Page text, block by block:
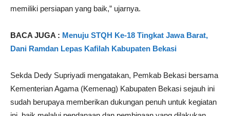
memiliki persiapan yang baik,” ujarnya.
BACA JUGA : Menuju STQH Ke-18 Tingkat Jawa Barat,
Dani Ramdan Lepas Kafilah Kabupaten Bekasi
Sekda Dedy Supriyadi mengatakan, Pemkab Bekasi bersama
Kementerian Agama (Kemenag) Kabupaten Bekasi sejauh ini
sudah berupaya memberikan dukungan penuh untuk kegiatan